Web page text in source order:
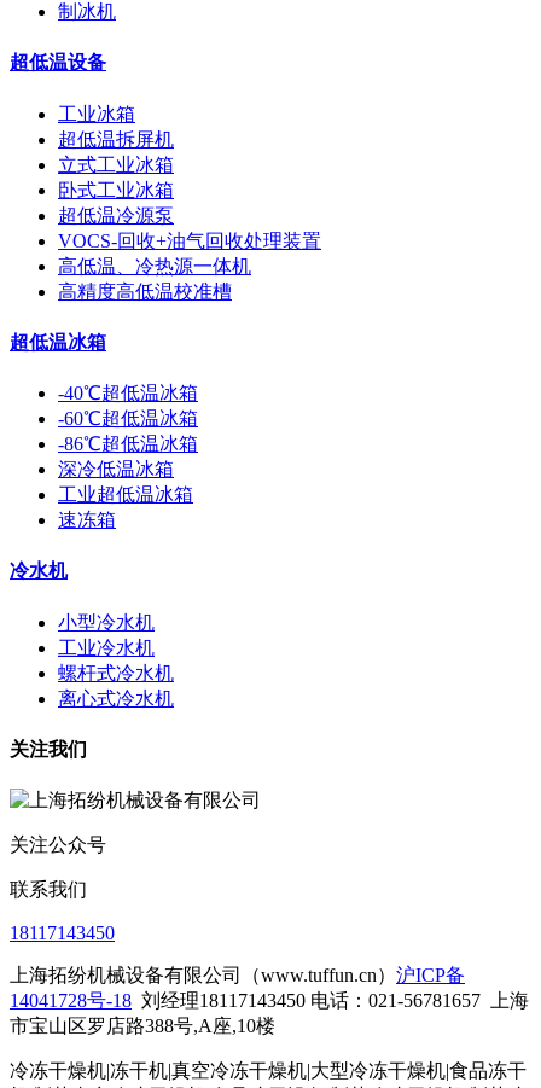
制冰机
超低温设备
工业冰箱
超低温拆屏机
立式工业冰箱
卧式工业冰箱
超低温冷源泵
VOCS-回收+油气回收处理装置
高低温、冷热源一体机
高精度高低温校准槽
超低温冰箱
-40℃超低温冰箱
-60℃超低温冰箱
-86℃超低温冰箱
深冷低温冰箱
工业超低温冰箱
速冻箱
冷水机
小型冷水机
工业冷水机
螺杆式冷水机
离心式冷水机
关注我们
关注公众号
联系我们
18117143450
上海拓纷机械设备有限公司（www.tuffun.cn） 沪ICP备
14041728号-18 刘经理18117143450 电话：021-56781657
上海
市宝山区罗店路388号,A座,10楼
冷冻干燥机|冻干机|真空冷冻干燥机|大型冷冻干燥机|食品冻干